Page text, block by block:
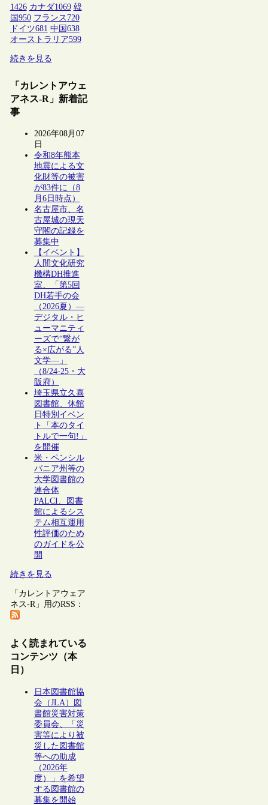
1426 カナダ1069 韓
国950 フランス 720
ドイツ681 中国638
オーストラリア599
続きを見る
「カレントアウェ
アネス-R」新着記
事
2026年08月07
日
令和8年熊本
地震による文
化財等の被害
が83件に（8
月6日時点）
名古屋市、名
古屋城の現天
守閣の記録を
募集中
【イベント】
人間文化研究
機構DH推進
室、「第5回
DH若手の会
（2026夏）―
デジタル・ヒ
ューマニティ
ーズで“繋が
る×広がる”人
文学―」
（8/24-25・大
阪府）
埼玉県立久喜
図書館、休館
日特別イベン
ト「本のタイ
トルで一句!」
を開催
米・ペンシル
バニア州等の
大学図書館の
連合体
PALCI、図書
館によるシス
テム相互運用
性評価のため
のガイドを公
開
続きを見る
「カレントアウェア
ネス-R」用のRSS：
よく読まれている
コンテンツ（本
日）
日本図書館協
会（JLA）図
書館災害対策
委員会、「災
害等により被
災した図書館
等への助成
（2026年
度）」を希望
する図書館の
募集を開始